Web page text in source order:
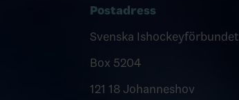
Postadress
Svenska Ishockeyförbundet
Box 5204
121 18 Johanneshov